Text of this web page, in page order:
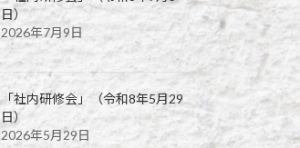
日）
2026年7月9日
「社内研修会」（令和8年5月29
日）
2026年5月29日